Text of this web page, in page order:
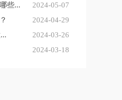
2024-05-07
些...
2024-04-29
2024-03-26
2024-03-18